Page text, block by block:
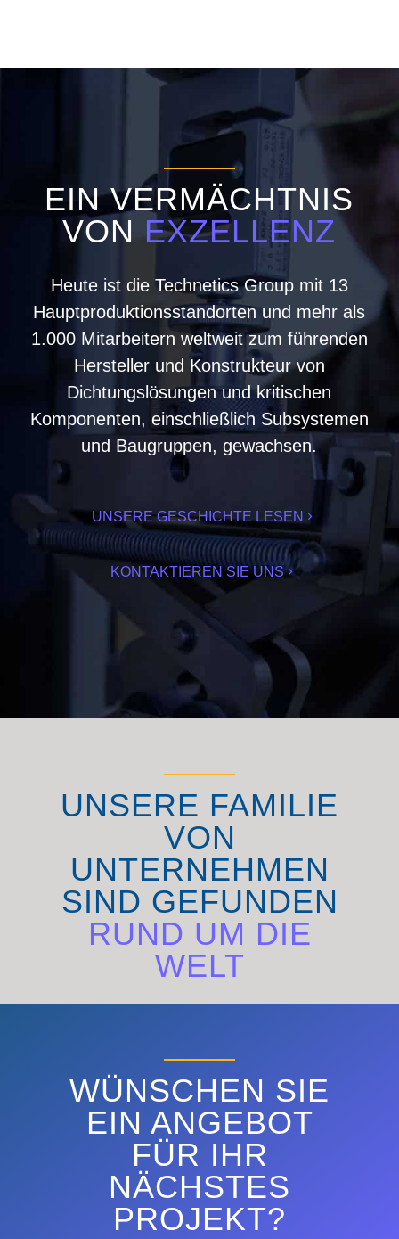
EIN VERMÄCHTNIS
VONEXZELLENZ
Heute ist die Technetics Group mit 13
Hauptproduktionsstandorten und mehr als
1.000 Mitarbeitern weltweit zum führenden
Hersteller und Konstrukteur von
Dichtungslösungen und kritischen
Komponenten, einschließlich Subsystemen
und Baugruppen, gewachsen.
UNSERE GESCHICHTE LESEN
KONTAKTIEREN SIE UNS
UNSERE FAMILIE
VON
UNTERNEHMEN
SIND GEFUNDEN
RUND UM DIE
WELT
WÜNSCHEN SIE
EIN ANGEBOT
FÜR IHR
NÄCHSTES
PROJEKT?